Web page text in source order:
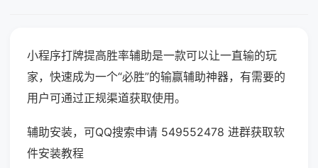
小程序打牌提高胜率辅助是一款可以让一直输的玩
家，快速成为一个“必胜”的输赢辅助神器，有需要的
用户可通过正规渠道获取使用。
辅助安装，可QQ搜索申请 549552478 进群获取软
件安装教程